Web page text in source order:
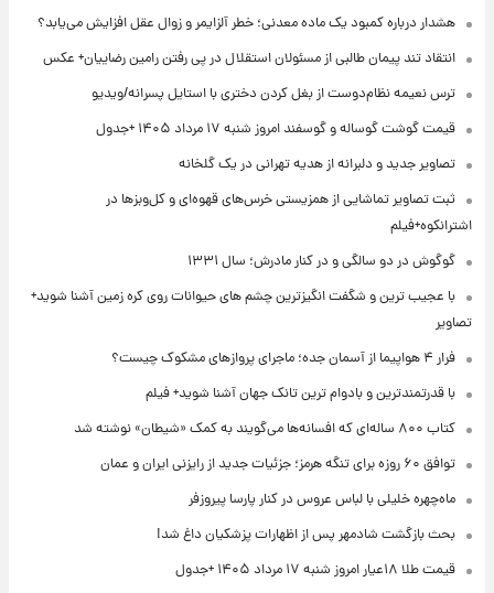
هشدار درباره کمبود یک ماده معدنی؛ خطر آلزایمر و زوال عقل افزایش می‌یابد؟
انتقاد تند پیمان طالبی از مسئولان استقلال در پی رفتن رامین رضاییان+ عکس
ترس نعیمه نظام‌دوست از بغل کردن دختری با استایل پسرانه/ویدیو
قیمت گوشت گوساله و گوسفند امروز شنبه ۱۷ مرداد ۱۴۰۵ +جدول
تصاویر جدید و دلبرانه از هدیه تهرانی در یک گلخانه
ثبت تصاویر تماشایی از همزیستی خرس‌های قهوه‌ای و کل‌وبزها در
اشترانکوه+فیلم
گوگوش در دو سالگی و در کنار مادرش؛ سال ۱۳۳۱
با عجیب ترین و شگفت انگیزترین چشم های حیوانات روی کره زمین آشنا شوید+
تصاویر
فرار ۴ هواپیما از آسمان جده؛ ماجرای پروازهای مشکوک چیست؟
با قدرتمندترین و بادوام ترین تانک جهان آشنا شوید+ فیلم
کتاب ۸۰۰ ساله‌ای که افسانه‌ها می‌گویند به کمک «شیطان» نوشته شد
توافق ۶۰ روزه برای تنگه هرمز؛ جزئیات جدید از رایزنی ایران و عمان
ماه‌چهره خلیلی با لباس عروس در کنار پارسا پیروزفر
بحث بازگشت شادمهر پس از اظهارات پزشکیان داغ شد!
قیمت طلا ۱۸عیار امروز شنبه ۱۷ مرداد ۱۴۰۵ +جدول